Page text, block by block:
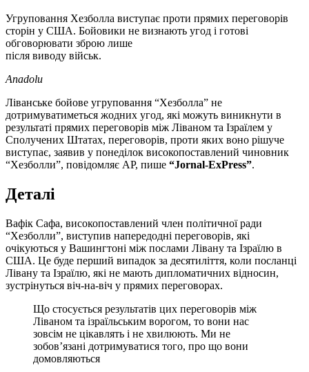
Угруповання Хезболла виступає проти прямих переговорів
сторін у США. Бойовики не визнають угод і готові
обговорювати зброю лише
після виводу військ.
Anadolu
Ліванське бойове угруповання “Хезболла” не
дотримуватиметься жодних угод, які можуть виникнути в
результаті прямих переговорів між Ліваном та Ізраїлем у
Сполучених Штатах, переговорів, проти яких воно рішуче
виступає, заявив у понеділок високопоставлений чиновник
“Хезболли”, повідомляє AP, пише “Jornal-ExPress”.
Деталі
Вафік Сафа, високопоставлений член політичної ради
“Хезболли”, виступив напередодні переговорів, які
очікуються у Вашингтоні між послами Лівану та Ізраїлю в
США. Це буде перший випадок за десятиліття, коли посланці
Лівану та Ізраїлю, які не мають дипломатичних відносин,
зустрінуться віч-на-віч у прямих переговорах.
Що стосується результатів цих переговорів між
Ліваном та ізраїльським ворогом, то вони нас
зовсім не цікавлять і не хвилюють. Ми не
зобов’язані дотримуватися того, про що вони
домовляються